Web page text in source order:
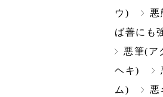
ウ)
悪
ば善にも
悪筆(ア
ヘキ)
ム)
悪